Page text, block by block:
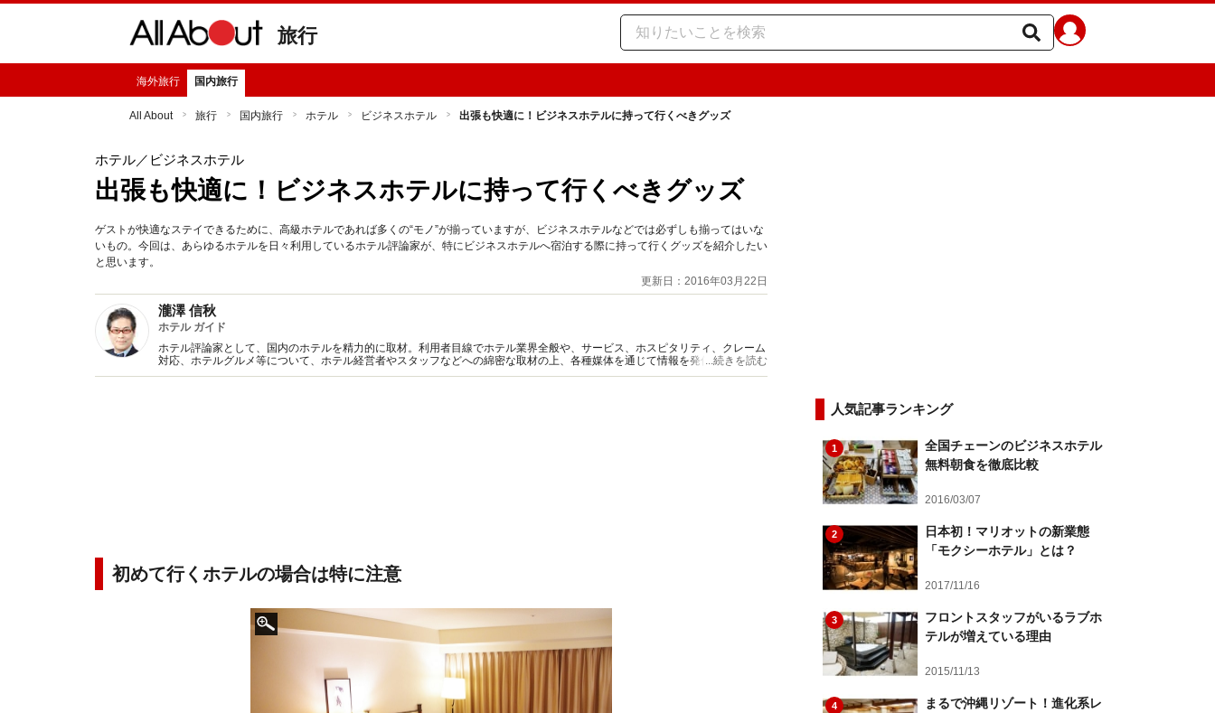
旅行
海外旅行 国内旅行
All About 旅行 国内旅行 ホテル ビジネスホテル 出張も快適に！ビジネスホテルに持って行くべきグッズ
ホテル／ビジネスホテル
出張も快適に！ビジネスホテルに持って行くべきグッズ
ゲストが快適なステイできるために、高級ホテルであれば多くの“モノ”が揃っていますが、ビジネスホテルなどでは必ずしも揃ってはいな
いもの。今回は、あらゆるホテルを日々利用しているホテル評論家が、特にビジネスホテルへ宿泊する際に持って行くグッズを紹介したい
と思います。
更新日：2016年03月22日
瀧澤 信秋
ホテル ガイド
ホテル評論家として、国内のホテルを精力的に取材。利用者目線でホテル業界全般や、サービス、ホスピタリティ、クレーム
対応、ホテルグルメ等について、ホテル経営者やスタッフなどへの綿密な取材の上、各種媒体を通じて情報を発信している。
また、旅行作家として、ホテルや旅のエッセイなど多数発表、ファンも多い。
...続きを読む
初めて行くホテルの場合は特に注意
人気記事ランキング
1
全国チェーンのビジネスホテル
無料朝食を徹底比較
2016/03/07
2
日本初！マリオットの新業態
「モクシーホテル」とは？
2017/11/16
3
フロントスタッフがいるラブホ
テルが増えている理由
2015/11/13
4
まるで沖縄リゾート！進化系レ